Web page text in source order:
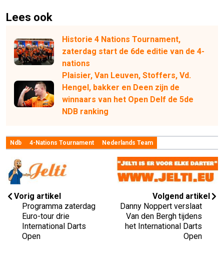
Lees ook
Historie 4 Nations Tournament,
zaterdag start de 6de editie van de 4-
nations
Plaisier, Van Leuven, Stoffers, Vd.
Hengel, bakker en Deen zijn de
winnaars van het Open Delf de 5de
NDB ranking
Ndb 4-Nations Tournament Nederlands Team
Vorig artikel
Programma zaterdag
Euro-tour drie
International Darts
Open
Volgend artikel
Danny Noppert verslaat
Van den Bergh tijdens
het International Darts
Open